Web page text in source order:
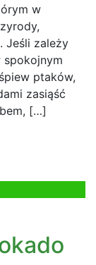
w
Jeśli zależy
spokojnym
ptaków,
zasiąść
[…]